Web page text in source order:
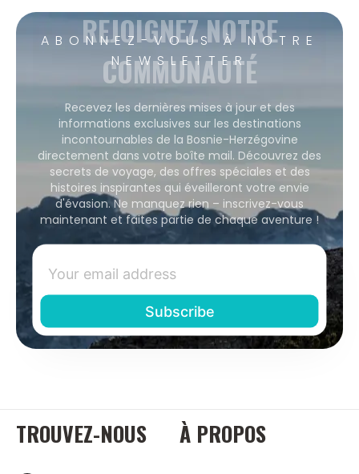
ABONNEZ-VOUS À NOTRE
NEWSLETTER
REJOIGNEZ NOTRE
COMMUNAUTÉ
Recevez les dernières mises à jour et des
informations exclusives sur les destinations
incontournables de la Bosnie-Herzégovine
directement dans votre boîte mail. Découvrez des
secrets de voyage, des offres spéciales et des
histoires inspirantes qui éveilleront votre envie
d'évasion. Ne manquez rien – inscrivez-vous
maintenant et faites partie de chaque aventure !
TROUVEZ-NOUS À PROPOS